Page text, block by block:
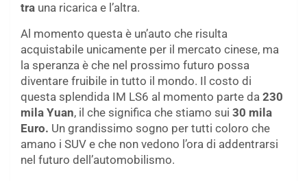
tra una ricarica e l’altra.
Al momento questa è un’auto che risulta
acquistabile unicamente per il mercato cinese, ma
la speranza è che nel prossimo futuro possa
diventare fruibile in tutto il mondo. Il costo di
questa splendida IM LS6 al momento parte da 230
mila Yuan, il che significa che stiamo sui 30 mila
Euro. Un grandissimo sogno per tutti coloro che
amano i SUV e che non vedono l’ora di addentrarsi
nel futuro dell’automobilismo.